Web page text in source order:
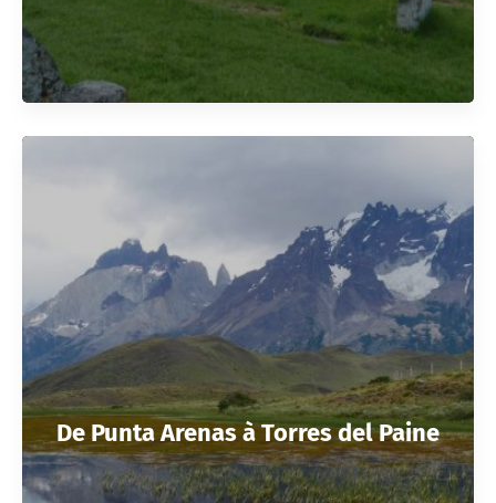
De Punta Arenas à Torres del Paine